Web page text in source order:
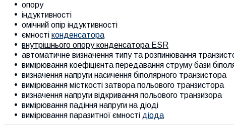
опору
індуктивності
омічний опір індуктивності
ємності конденсатора
внутрішнього опору конденсатора ESR
автоматичне визначення типу та розпинювання
вимірювання коефіцієнта передавання струму бази
визначення напруги насичення біполярного транзистора
вимірювання місткості затвора польового транзистора
визначення напруги відкривання польового транзизора
вимірювання падіння напруги на діоді
вимірювання паразитної ємності діода